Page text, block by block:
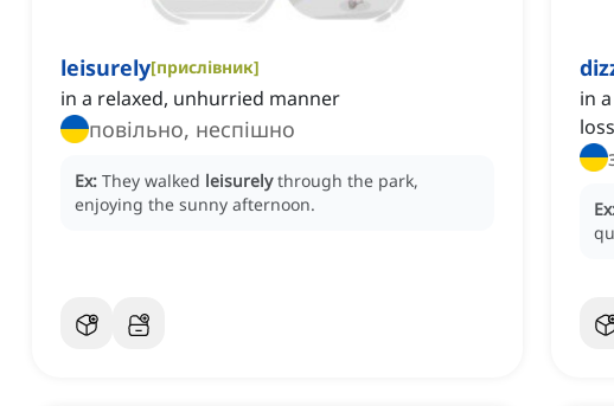
leisurely[прислівник]
in a relaxed, unhurried manner
повільно, неспішно
Ex: They walked leisurely through the park,
enjoying the sunny afternoon.
in